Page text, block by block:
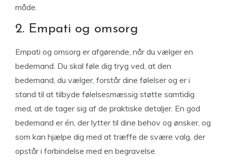
måde.
2. Empati og omsorg
Empati og omsorg er afgørende, når du vælger en
bedemand. Du skal føle dig tryg ved, at den
bedemand, du vælger, forstår dine følelser og er i
stand til at tilbyde følelsesmæssig støtte samtidig
med, at de tager sig af de praktiske detaljer. En god
bedemand er én, der lytter til dine behov og ønsker, og
som kan hjælpe dig med at træffe de svære valg, der
opstår i forbindelse med en begravelse.